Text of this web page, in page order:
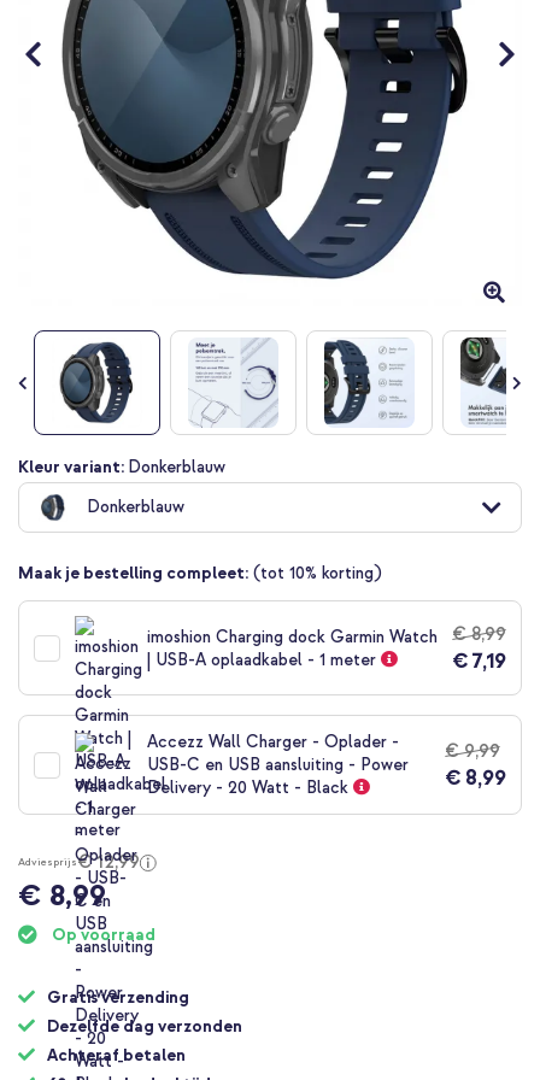
Ga
naar
het
begin
de
afbeeldingen-
Kleur variant: Donkerblauw
Donkerblauw
Maak je bestelling compleet: (tot 10% korting)
imoshion Charging dock Garmin Watch
| USB-A oplaadkabel - 1 meter
€ 8,99
€ 7,19
Accezz Wall Charger - Oplader -
USB-C en USB aansluiting - Power
Delivery - 20 Watt - Black
€ 9,99
€ 8,99
Adviesprijs€ 12,99
€ 8,99
Op voorraad
Gratis verzending
Dezelfde dag verzonden
Achteraf betalen